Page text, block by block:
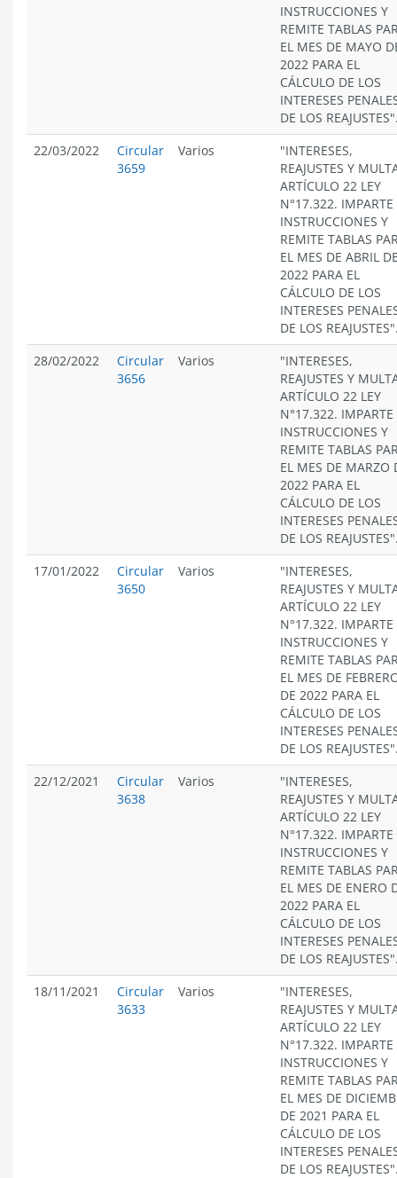
INSTRUCCIONES Y
REMITE TABLAS
EL MES DE MAYO
2022 PARA EL
CÁLCULO DE LOS
INTERESES
DE LOS
22/03/2022
Circular
3659
Varios
"INTERESES,
REAJUSTES Y
ARTÍCULO 22 LEY
N°17.322. IMPARTE
INSTRUCCIONES Y
REMITE TABLAS
EL MES DE ABRIL
2022 PARA EL
CÁLCULO DE LOS
INTERESES
DE LOS
28/02/2022
Circular
3656
Varios
"INTERESES,
REAJUSTES Y
ARTÍCULO 22 LEY
N°17.322. IMPARTE
INSTRUCCIONES Y
REMITE TABLAS
EL MES DE MARZO
2022 PARA EL
CÁLCULO DE LOS
INTERESES
DE LOS
17/01/2022
Circular
3650
Varios
"INTERESES,
REAJUSTES Y
ARTÍCULO 22 LEY
N°17.322. IMPARTE
INSTRUCCIONES Y
REMITE TABLAS
EL MES DE
DE 2022 PARA EL
CÁLCULO DE LOS
INTERESES
DE LOS
22/12/2021
Circular
3638
Varios
"INTERESES,
REAJUSTES Y
ARTÍCULO 22 LEY
N°17.322. IMPARTE
INSTRUCCIONES Y
REMITE TABLAS
EL MES DE ENERO
2022 PARA EL
CÁLCULO DE LOS
INTERESES
DE LOS
18/11/2021
Circular
3633
Varios
"INTERESES,
REAJUSTES Y
ARTÍCULO 22 LEY
N°17.322. IMPARTE
INSTRUCCIONES Y
REMITE TABLAS
EL MES DE
DE 2021 PARA EL
CÁLCULO DE LOS
INTERESES
DE LOS